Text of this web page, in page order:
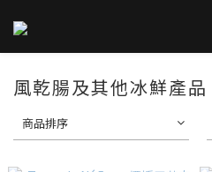
風乾腸及其他冰鮮產品
商品排序